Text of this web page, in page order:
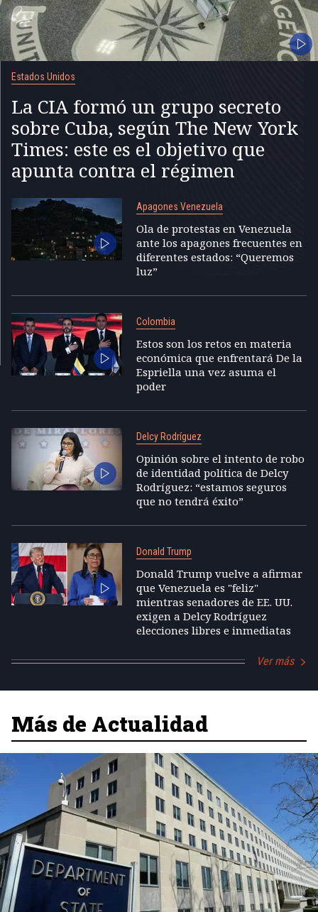
Estados Unidos
La CIA formó un grupo secreto
sobre Cuba, según The New York
Times: este es el objetivo que
apunta contra el régimen
Apagones Venezuela
Ola de protestas en Venezuela
ante los apagones frecuentes en
diferentes estados: “Queremos
luz”
Colombia
Estos son los retos en materia
económica que enfrentará De la
Espriella una vez asuma el
poder
Delcy Rodríguez
Opinión sobre el intento de robo
de identidad política de Delcy
Rodríguez: “estamos seguros
que no tendrá éxito”
Donald Trump
Donald Trump vuelve a afirmar
que Venezuela es "feliz"
mientras senadores de EE. UU.
exigen a Delcy Rodríguez
elecciones libres e inmediatas
Ver más
Más de Actualidad